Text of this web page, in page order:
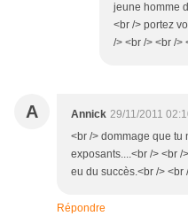
jeune homme
<br /> portez
/> <br /> <br />
A Annick 29/11/2011
<br /> dommage que tu
exposants....<br /> <br
eu du succès.<br /> <br
Répondre